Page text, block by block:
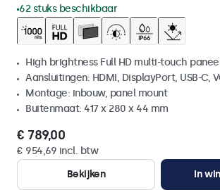
62 stuks beschikbaar
High brightness Full HD multi-touch
Aansluitingen: HDMI, DisplayPort, USB-C,
Montage: inbouw, panel mount
Buitenmaat: 417 x 280 x 44 mm
€ 789,00
€ 954,69 incl. btw
Bekijken
In